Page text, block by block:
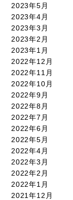
2023年5月
2023年4月
2023年3月
2023年2月
2023年1月
2022年12月
2022年11月
2022年10月
2022年9月
2022年8月
2022年7月
2022年6月
2022年5月
2022年4月
2022年3月
2022年2月
2022年1月
2021年12月